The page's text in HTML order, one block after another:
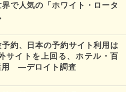
で人気の「ホワイト・ロータ
約、日本の予約サイト利用は
サイトを上回る、ホテル・百
用 ―デロイト調査